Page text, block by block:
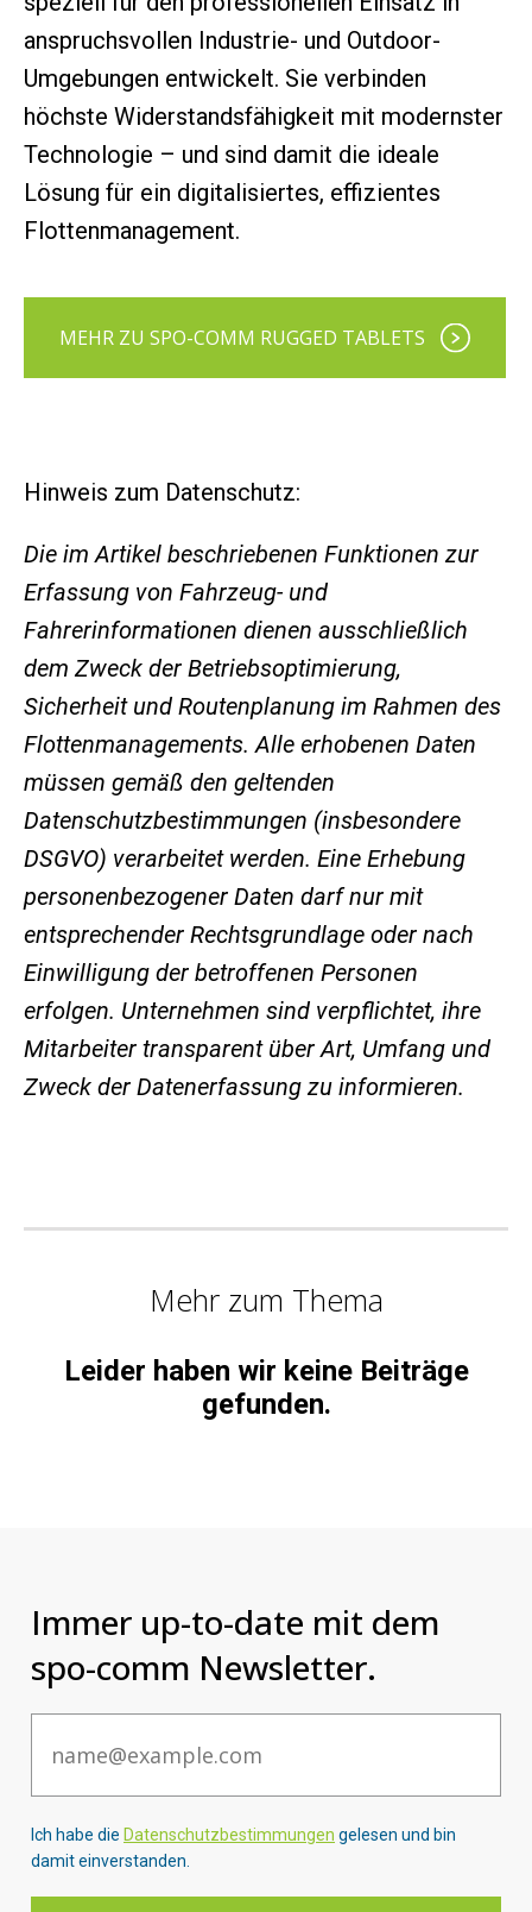
anspruchsvollen Industrie- und Outdoor-
Umgebungen entwickelt. Sie verbinden
höchste Widerstandsfähigkeit mit modernster
Technologie – und sind damit die ideale
Lösung für ein digitalisiertes, effizientes
Flottenmanagement.
MEHR ZU SPO-COMM RUGGED TABLETS
Hinweis zum Datenschutz:
Die im Artikel beschriebenen Funktionen zur
Erfassung von Fahrzeug- und
Fahrerinformationen dienen ausschließlich
dem Zweck der Betriebsoptimierung,
Sicherheit und Routenplanung im Rahmen des
Flottenmanagements. Alle erhobenen Daten
müssen gemäß den geltenden
Datenschutzbestimmungen (insbesondere
DSGVO) verarbeitet werden. Eine Erhebung
personenbezogener Daten darf nur mit
entsprechender Rechtsgrundlage oder nach
Einwilligung der betroffenen Personen
erfolgen. Unternehmen sind verpflichtet, ihre
Mitarbeiter transparent über Art, Umfang und
Zweck der Datenerfassung zu informieren.
Mehr zum Thema
Leider haben wir keine Beiträge
gefunden.
Immer up-to-date mit dem
spo-comm Newsletter.
Ich habe die Datenschutzbestimmungen gelesen und bin
damit einverstanden.